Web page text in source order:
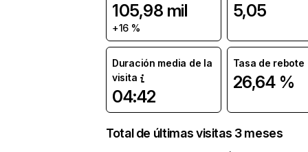
105,98 mil
+16 %
5,05
Duración media de la
visita
04:42
Tasa de rebote
26,64 %
Total de últimas visitas 3 meses